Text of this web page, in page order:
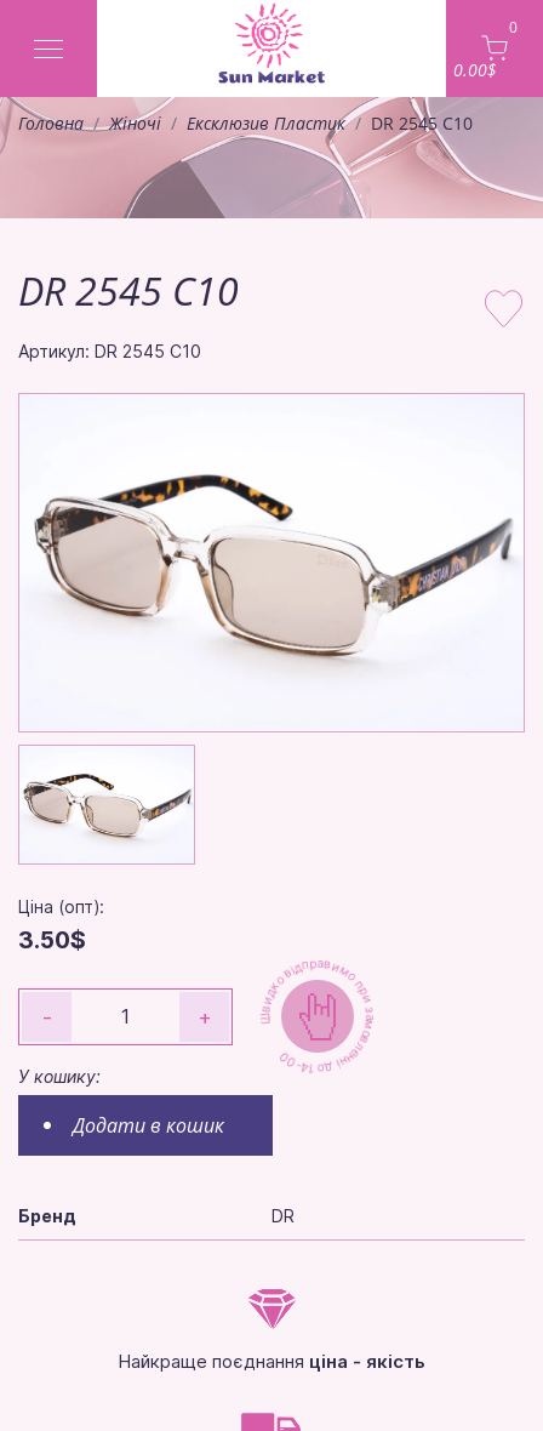
0
0.00$
Головна Жіночі Ексклюзив Пластик DR 2545 C10
DR 2545 C10
Артикул: DR 2545 C10
Ціна (опт):
3.50$
- +
У кошику:
Додати в кошик
Швидко відправимо при замовленні до 14-00
Бренд DR
Найкраще поєднання ціна - якість